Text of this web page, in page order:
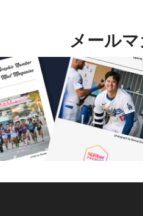
メールマ